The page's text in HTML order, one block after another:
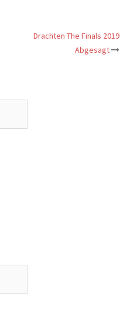
Drachten The Finals 2019
Abgesagt